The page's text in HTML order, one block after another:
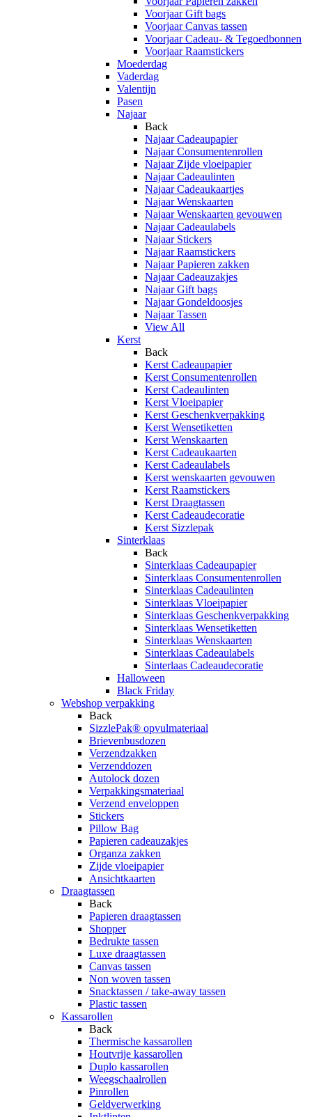
Voorjaar Gift bags
Voorjaar Canvas tassen
Voorjaar Cadeau- & Tegoedbonnen
Voorjaar Raamstickers
Moederdag
Vaderdag
Valentijn
Pasen
Najaar
Back
Najaar Cadeaupapier
Najaar Consumentenrollen
Najaar Zijde vloeipapier
Najaar Cadeaulinten
Najaar Cadeaukaartjes
Najaar Wenskaarten
Najaar Wenskaarten gevouwen
Najaar Cadeaulabels
Najaar Stickers
Najaar Raamstickers
Najaar Papieren zakken
Najaar Cadeauzakjes
Najaar Gift bags
Najaar Gondeldoosjes
Najaar Tassen
View All
Kerst
Back
Kerst Cadeaupapier
Kerst Consumentenrollen
Kerst Cadeaulinten
Kerst Vloeipapier
Kerst Geschenkverpakking
Kerst Wensetiketten
Kerst Wenskaarten
Kerst Cadeaukaarten
Kerst Cadeaulabels
Kerst wenskaarten gevouwen
Kerst Raamstickers
Kerst Draagtassen
Kerst Cadeaudecoratie
Kerst Sizzlepak
Sinterklaas
Back
Sinterklaas Cadeaupapier
Sinterklaas Consumentenrollen
Sinterklaas Cadeaulinten
Sinterklaas Vloeipapier
Sinterklaas Geschenkverpakking
Sinterklaas Wensetiketten
Sinterklaas Wenskaarten
Sinterklaas Cadeaulabels
Sinterlaas Cadeaudecoratie
Halloween
Black Friday
Webshop verpakking
Back
SizzlePak® opvulmateriaal
Brievenbusdozen
Verzendzakken
Verzenddozen
Autolock dozen
Verpakkingsmateriaal
Verzend enveloppen
Stickers
Pillow Bag
Papieren cadeauzakjes
Organza zakken
Zijde vloeipapier
Ansichtkaarten
Draagtassen
Back
Papieren draagtassen
Shopper
Bedrukte tassen
Luxe draagtassen
Canvas tassen
Non woven tassen
Snacktassen / take-away tassen
Plastic tassen
Kassarollen
Back
Thermische kassarollen
Houtvrije kassarollen
Duplo kassarollen
Weegschaalrollen
Pinrollen
Geldverwerking